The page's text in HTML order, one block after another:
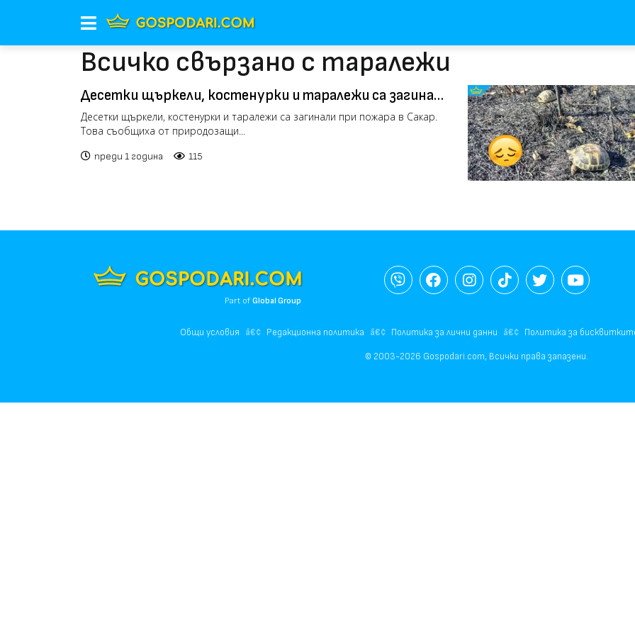
Всичко свързано с таралежи
Десетки щъркели, костенурки и таралежи са загинали
при пожара в Сакар
Десетки щъркели, костенурки и таралежи са загинали при пожара в Сакар.
Това съобщиха от природозащи...
преди 1 година 115
Part ofGlobal Group
Общи условия Редакционна политика Политика за лични данни Политика за
© 2003-2026 Gospodari.com, Всички права запазени.